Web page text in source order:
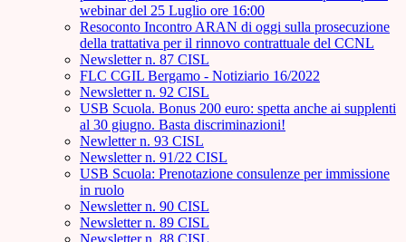
webinar del 25 Luglio ore 16:00
Resoconto Incontro ARAN di oggi sulla prosecuzione
della trattativa per il rinnovo contrattuale del CCNL
Newsletter n. 87 CISL
FLC CGIL Bergamo - Notiziario 16/2022
Newsletter n. 92 CISL
USB Scuola. Bonus 200 euro: spetta anche ai supplenti
al 30 giugno. Basta discriminazioni!
Newletter n. 93 CISL
Newsletter n. 91/22 CISL
USB Scuola: Prenotazione consulenze per immissione
in ruolo
Newsletter n. 90 CISL
Newsletter n. 89 CISL